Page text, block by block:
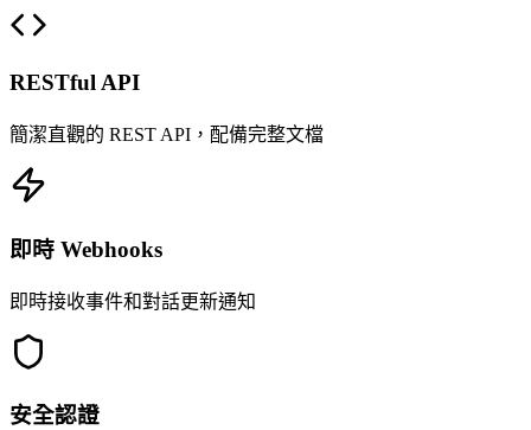
RESTful API
簡潔直觀的 REST API，配備完整文檔
即時 Webhooks
即時接收事件和對話更新通知
安全認證